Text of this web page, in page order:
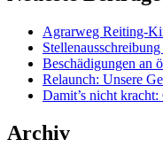
Agrarweg Reiting-
Beschädigungen an
Relaunch: Unsere
Damit’s nicht
Archiv